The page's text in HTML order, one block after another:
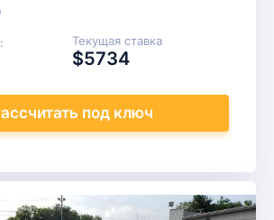
Текущая ставка
$5734
под ключ